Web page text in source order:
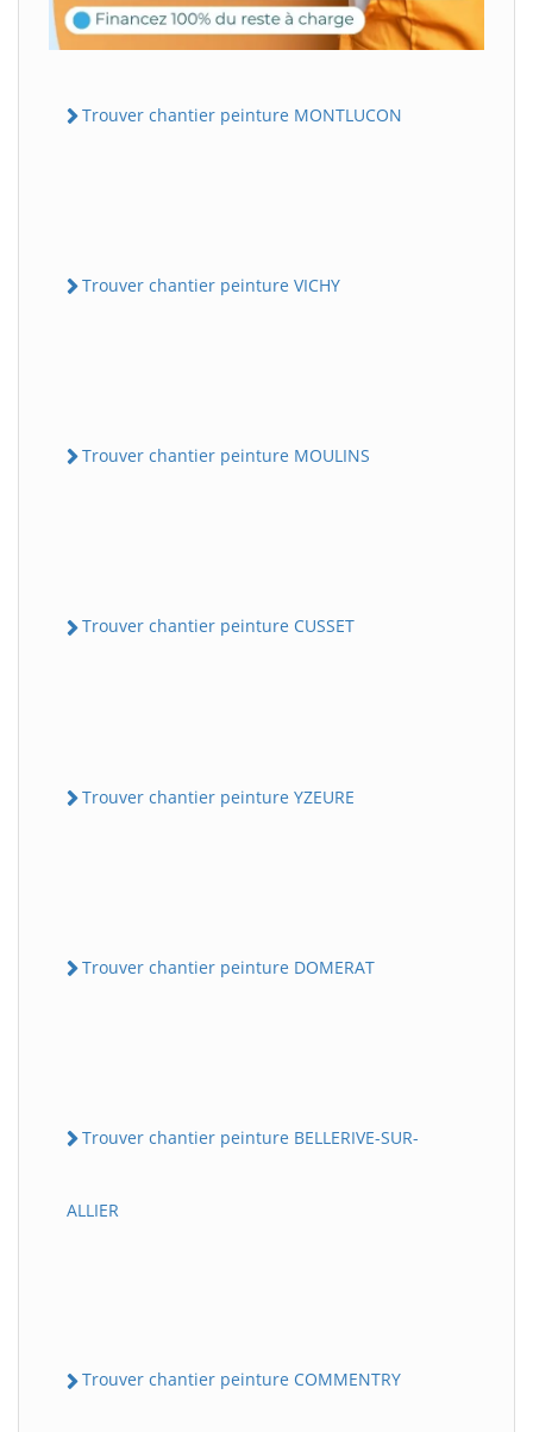
Trouver chantier peinture MONTLUCON
Trouver chantier peinture VICHY
Trouver chantier peinture MOULINS
Trouver chantier peinture CUSSET
Trouver chantier peinture YZEURE
Trouver chantier peinture DOMERAT
Trouver chantier peinture BELLERIVE-SUR-
ALLIER
Trouver chantier peinture COMMENTRY